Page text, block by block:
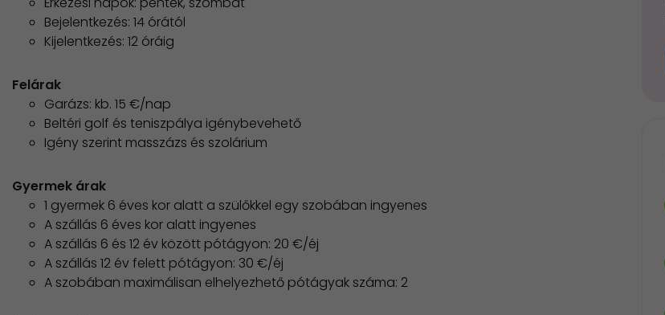
Bejelentkezés: 14 órától
Kijelentkezés: 12 óráig
Felárak
Garázs: kb. 15 €/nap
Beltéri golf és teniszpálya igénybevehető
Igény szerint masszázs és szolárium
Gyermek árak
1 gyermek 6 éves kor alatt a szülőkkel egy szobában ingyenes
A szállás 6 éves kor alatt ingyenes
A szállás 6 és 12 év között pótágyon: 20 €/éj
A szállás 12 év felett pótágyon: 30 €/éj
A szobában maximálisan elhelyezhető pótágyak száma: 2